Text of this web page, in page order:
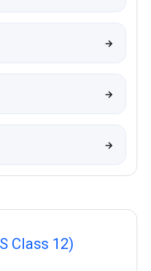
→
→
→
Class 12)